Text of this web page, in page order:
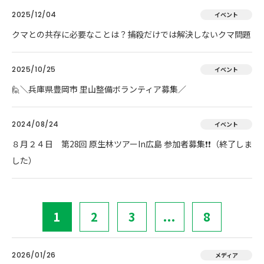
2025/12/04 イベント
クマとの共存に必要なことは？捕殺だけでは解決しないクマ問題
2025/10/25 イベント
🙋＼兵庫県豊岡市 里山整備ボランティア募集／
2024/08/24 イベント
８月２４日 第28回 原生林ツアーIn広島 参加者募集❗❗（終了しま
した）
1 2 3 ... 8
2026/01/26 メディア